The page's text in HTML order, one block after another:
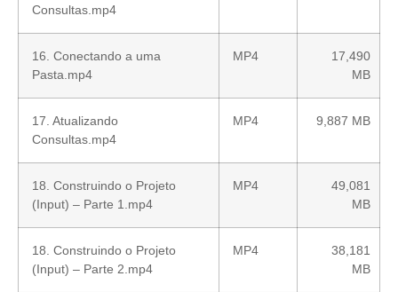
Consultas.mp4
16. Conectando a uma
Pasta.mp4
MP4
17,490
MB
17. Atualizando
Consultas.mp4
MP4 9,887 MB
18. Construindo o Projeto
(Input) – Parte 1.mp4
MP4
49,081
MB
18. Construindo o Projeto
(Input) – Parte 2.mp4
MP4
38,181
MB